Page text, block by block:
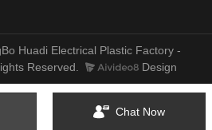
Huadi Electrical Plastic Factory -
Reserved.
Design
Chat Now